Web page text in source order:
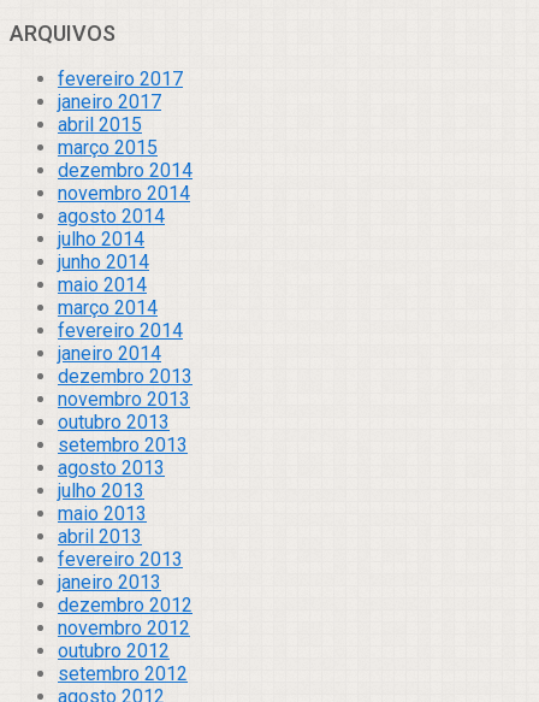
ARQUIVOS
fevereiro 2017
janeiro 2017
abril 2015
março 2015
dezembro 2014
novembro 2014
agosto 2014
julho 2014
junho 2014
maio 2014
março 2014
fevereiro 2014
janeiro 2014
dezembro 2013
novembro 2013
outubro 2013
setembro 2013
agosto 2013
julho 2013
maio 2013
abril 2013
fevereiro 2013
janeiro 2013
dezembro 2012
novembro 2012
outubro 2012
setembro 2012
agosto 2012